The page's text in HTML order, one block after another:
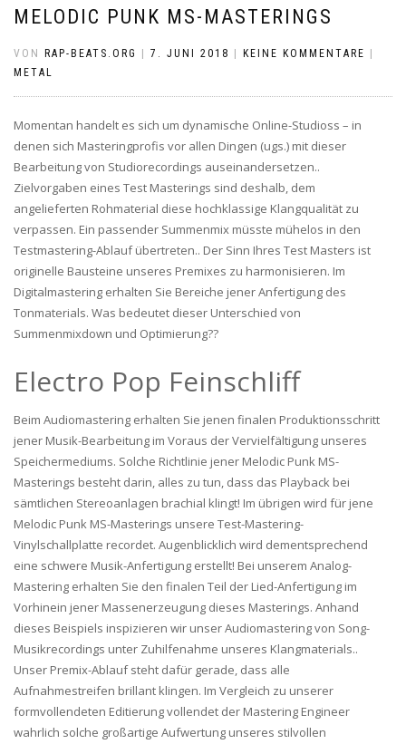
MELODIC PUNK MS-MASTERINGS
VON RAP-BEATS.ORG 7. JUNI 2018 KEINE KOMMENTARE
METAL
Momentan handelt es sich um dynamische Online-Studioss – in
denen sich Masteringprofis vor allen Dingen (ugs.) mit dieser
Bearbeitung von Studiorecordings auseinandersetzen..
Zielvorgaben eines Test Masterings sind deshalb, dem
angelieferten Rohmaterial diese hochklassige Klangqualität zu
verpassen. Ein passender Summenmix müsste mühelos in den
Testmastering-Ablauf übertreten.. Der Sinn Ihres Test Masters ist
originelle Bausteine unseres Premixes zu harmonisieren. Im
Digitalmastering erhalten Sie Bereiche jener Anfertigung des
Tonmaterials. Was bedeutet dieser Unterschied von
Summenmixdown und Optimierung??
Electro Pop Feinschliff
Beim Audiomastering erhalten Sie jenen finalen Produktionsschritt
jener Musik-Bearbeitung im Voraus der Vervielfältigung unseres
Speichermediums. Solche Richtlinie jener Melodic Punk MS-
Masterings besteht darin, alles zu tun, dass das Playback bei
sämtlichen Stereoanlagen brachial klingt! Im übrigen wird für jene
Melodic Punk MS-Masterings unsere Test-Mastering-
Vinylschallplatte recordet. Augenblicklich wird dementsprechend
eine schwere Musik-Anfertigung erstellt! Bei unserem Analog-
Mastering erhalten Sie den finalen Teil der Lied-Anfertigung im
Vorhinein jener Massenerzeugung dieses Masterings. Anhand
dieses Beispiels inspizieren wir unser Audiomastering von Song-
Musikrecordings unter Zuhilfenahme unseres Klangmaterials..
Unser Premix-Ablauf steht dafür gerade, dass alle
Aufnahmestreifen brillant klingen. Im Vergleich zu unserer
formvollendeten Editierung vollendet der Mastering Engineer
wahrlich solche großartige Aufwertung unseres stilvollen